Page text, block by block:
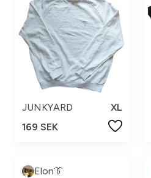
JUNKYARD
XL
169 SEK
Elon👔